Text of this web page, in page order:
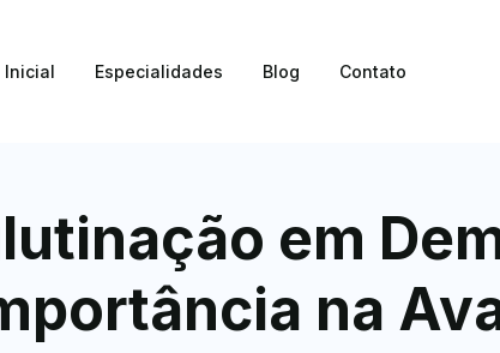
Inicial Especialidades Blog Contato
em
na